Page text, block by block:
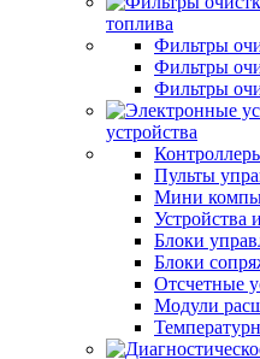
топлива
Фильтры
Фильтры
Фильтры
устройства
Пульты
Мини
Блоки
Блоки
Отсчетные
Модули